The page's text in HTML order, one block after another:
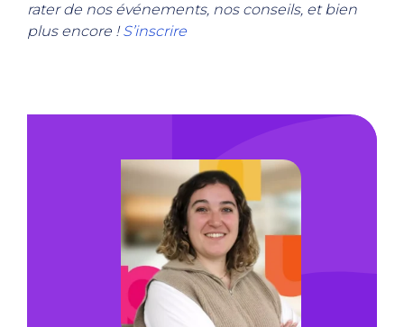
rater de nos événements, nos conseils, et bien
plus encore !S’inscrire